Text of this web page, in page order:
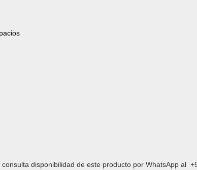
disponibilidad de este producto por WhatsApp al